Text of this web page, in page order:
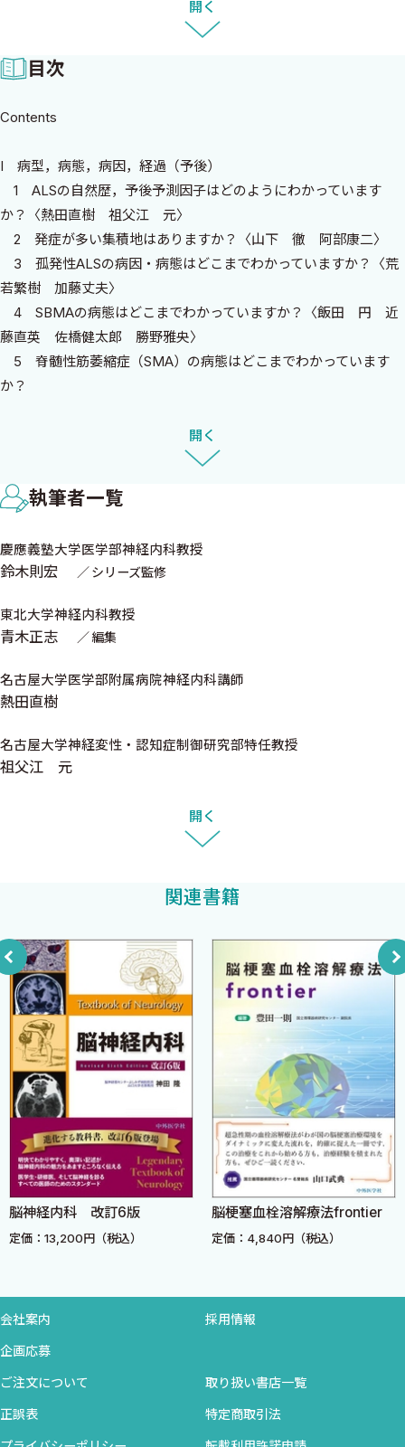
とえ，診断から療養支援まで行うことができる医療機関であって
も，病気の進行により地域の医療機関との連携が必要になること
がほとんどです．さらには患者さんが地域で生活をするためには
ボランティアや福祉関係者を含めたさまざまな職種との連携も必
研修を行うことになりますが，そこでALSと診断された患者さん
が，2〜3年の経過をかけてどのように病気が進行し，またどのよ
うに病気を理解して，生活をしていくのかを主治医として一緒に
経験しないうちには，この病気の患者さんへの説明は難しいと云
わざるを得ません．
本書では臨床上の疑問に答える形で，ガイドラインには書いて
いない内容を含めて，エビデンスよりもエキスパートオピニオン
を集めた内容になっています．ALSのような希少疾患は診療におい
てエビデンスレベルが高いものはごく一部であり，その他のほと
が良いと思います．さらには実際の患者さんの診療に際しては，
患者さんや家族，支援者の意見を丁寧に聞き，看護師さんや保健
師さん，地域の担当の先生など多くの人と相談をして進めてもら
最後になりましたが，本書の作成にあたり多くの関係者に協力
2017年8月吉日
青 木 正 志
神経内科は，現在のわが国の専門医制度においては内科の
修においては内科の必須研修科目の一つになっています．しかし神
経内科疾患を「患者の主訴」という切り口で眺めてみると，「神
がダブって二つに見える」「手がしびれる」「目がチカチカした
後に激しい頭痛がする」などの感覚障害，「片側の手足が動かな
い」「ふらついて転びやすい」「呂律が回らない」「物が飲み込
みにくい」などの運動障害，「朝食の内容を思い出せない」「自
分の家族が誰であるかわからない」などの認知機能障害，「いく
ら呼んでも目を覚まさない」「時々失神する」などの意識障害な
ど，さらには救急車で搬送されるような「激しい回転性めまいが
して歩けない」「痙攣が止まらない」などの救急症状まで多岐に
わたります．これらの多彩でかつ一般的な主訴から神経内科特有
の疾患を鑑別し診断するのが神経内科なのです．神経疾患には，
中枢神経の疾患（脳梗塞や脳出血等の脳血管障害，脳炎，髄膜
ど），筋疾患（筋ジストロフィー症，多発筋炎，周期性四肢麻痺
など），神経筋接合部疾患（重症筋無力症，Lambert—Eaton筋無
力症症候群など）が含まれ，きわめて多くの疾患があります．
神経内科を標榜し，さらに専門医を目指すという大きな志を抱く
開く
目次
Contents
I 病型，病態，病因，経過（予後）
1 ALSの自然歴，予後予測因子はどのようにわかっています
か？〈熱田直樹 祖父江 元〉
2 発症が多い集積地はありますか？〈山下 徹 阿部康二〉
3 孤発性ALSの病因・病態はどこまでわかっていますか？〈荒
若繁樹 加藤丈夫〉
4 SBMAの病態はどこまでわかっていますか？〈飯田 円 近
藤直英 佐橋健太郎 勝野雅央〉
5 ‌脊髄性筋萎縮症（SMA）の病態はどこまでわかっています
か？
6 ALSは単一疾患ですか，どのような亜型が存在しますか？
7 傍腫瘍性の運動ニューロン疾患は存在しますか？〈若林孝
一〉
岡 晃 長谷川成人〉
9 多系統タンパク質症とはどういった疾患概念ですか？〈井泉
瑠美子〉
1 ‌ALSの診断にどのくらい時間を要しますか？診断基準をどの
ように用いますか？〈熱田直樹〉
欧米で異なりますか？〈高橋祐二〉
3 遺伝学的検査はどのように行いますか？〈割田 仁〉
5 ALS mimics：封入体筋炎との鑑別診断〈内野 誠〉
1 運動ニューロン疾患で重要な機能評価はどのようなものです
2 ‌電気生理学的検査はどのように行いますか？
（針筋電図，伝導検査，RNS，経頭蓋電気刺激検査を含む）
〈岩佐直毅 野寺裕之〉
3 前頭側頭型認知症の認知機能評価はどのように行いますか？
〈馬場 徹〉
4 診断や進行の目安となるバイオマーカーはありますか？（画
像，血液・脳脊髄液など）〈大久保卓哉〉
IV 治療，治験，将来的治療
1 運動ニューロン疾患の薬物治療にはどのようなものがありま
すか？〈永野 功〉
2 在宅療養の現状はどのようになっていますか？〈菊池仁志〉
3 国内外の治験にどのように参加できますか？（患者として）
〈中島 孝 池田哲彦〉
いますか？〈鈴木直輝〉
6 運動ニューロン疾患に対する核酸医療は将来どうなります
か？〈永田哲也 吉岡耕太郎 横田隆徳〉
開く
執筆者一覧
慶應義塾大学医学部神経内科教授
鈴木則宏 シリーズ監修
東北大学神経内科教授
青木正志 編集
名古屋大学医学部附属病院神経内科講師
熱田直樹
名古屋大学神経変性・認知症制御研究部特任教授
祖父江 元
開く
関連書籍
脳神経内科 改訂6版
定価：13,200円（税込）
脳梗塞血栓溶解療法frontier
定価：4,840円（税込）
会社案内 採用情報
企画応募
ご注文について 取り扱い書店一覧
正誤表 特定商取引法